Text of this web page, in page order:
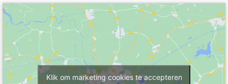
Klik om marketing cookies te accepteren